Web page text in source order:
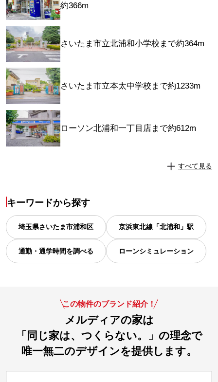
約366m
さいたま市立北浦和小学校まで約364m
さいたま市立本太中学校まで約1233m
ローソン北浦和一丁目店まで約612m
すべて見る
キーワードから探す
埼玉県さいたま市浦和区 京浜東北線「北浦和」駅
通勤・通学時間を調べる ローンシミュレーション
この物件のブランド紹介！
メルディアの家は
「同じ家は、つくらない。」の理念で
唯一無二のデザインを提供します。